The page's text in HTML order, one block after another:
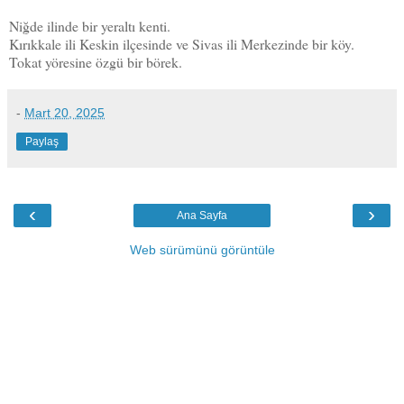
Niğde ilinde bir yeraltı kenti.
Kırıkkale ili Keskin ilçesinde ve Sivas ili Merkezinde bir köy.
Tokat yöresine özgü bir börek.
- Mart 20, 2025
Paylaş
‹ ›
Ana Sayfa
Web sürümünü görüntüle